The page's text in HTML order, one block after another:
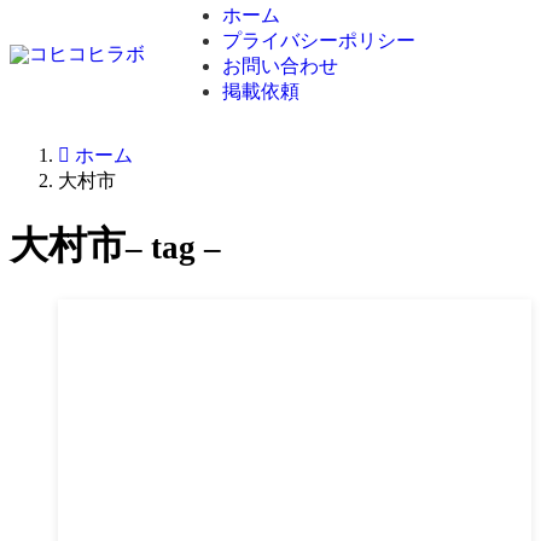
ホーム
プライバシーポリシー
お問い合わせ
掲載依頼
ホーム
大村市
大村市– tag –